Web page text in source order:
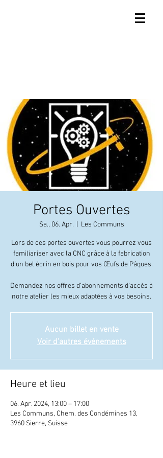
Portes Ouvertes
Sa., 06. Apr.
  |
Les Communs
Lors de ces portes ouvertes vous pourrez vous
familiariser avec la CNC grâce à la fabrication
d’un bel écrin en bois pour vos Œufs de Pâques.
Demandez nos offres d’abonnements d’accès à
notre atelier les mieux adaptées à vos besoins.
Aucun billet en vente
Voir d'autres événements
Heure et lieu
06. Apr. 2024, 13:00 – 17:00
Les Communs, Chem. des Condémines 13,
3960 Sierre, Suisse